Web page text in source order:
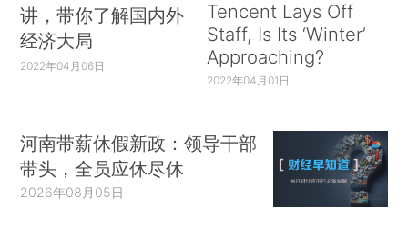
讲，带你了解国内外
经济大局
2022年04月06日
Tencent Lays Off
Staff, Is Its ‘Winter’
Approaching?
2022年04月01日
河南带薪休假新政：领导干部
带头，全员应休尽休
2026年08月05日